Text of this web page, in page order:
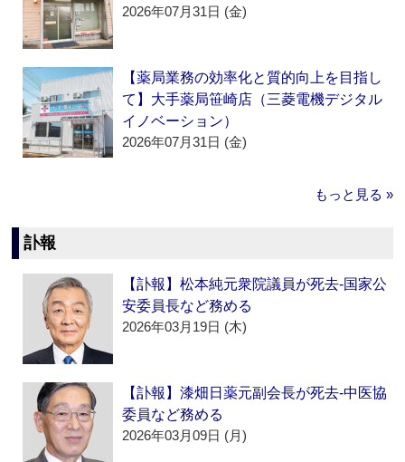
2026年07月31日 (金)
【薬局業務の効率化と質的向上を目指し
て】大手薬局笹崎店（三菱電機デジタル
イノベーション）
2026年07月31日 (金)
もっと見る »
訃報
【訃報】松本純元衆院議員が死去‐国家公
安委員長など務める
2026年03月19日 (木)
【訃報】漆畑日薬元副会長が死去‐中医協
委員など務める
2026年03月09日 (月)